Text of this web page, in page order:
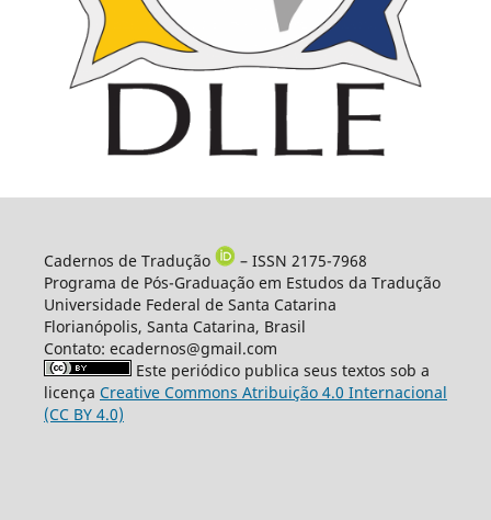
Cadernos de Tradução
– ISSN 2175-7968
Programa de Pós-Graduação em Estudos da Tradução
Universidade Federal de Santa Catarina
Florianópolis, Santa Catarina, Brasil
Contato: ecadernos@gmail.com
Este periódico publica seus textos sob a
licença Creative Commons Atribuição 4.0 Internacional
(CC BY 4.0)